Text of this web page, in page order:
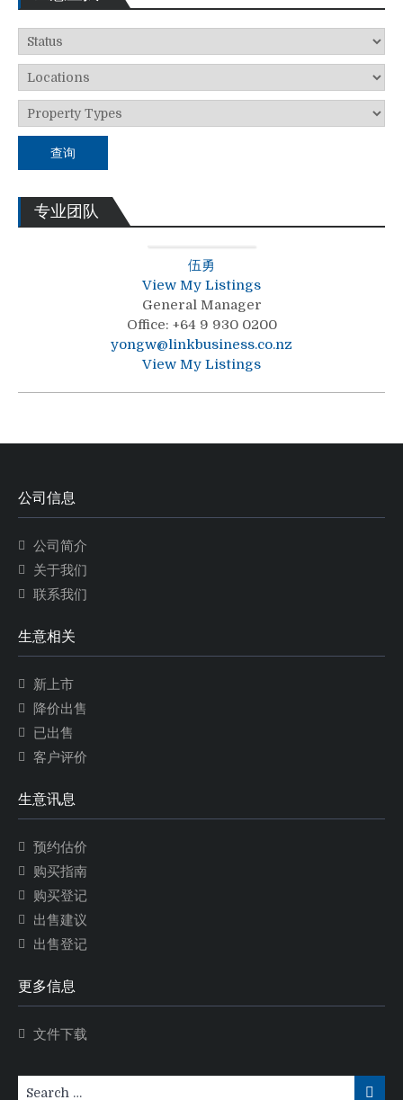
查询
专业团队
伍勇
View My Listings
General Manager
Office: +64 9 930 0200
yongw@linkbusiness.co.nz
View My Listings
公司信息
公司简介
关于我们
联系我们
生意相关
新上市
降价出售
已出售
客户评价
生意讯息
预约估价
购买指南
购买登记
出售建议
出售登记
更多信息
文件下载